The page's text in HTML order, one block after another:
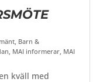
Barn &
MAI informerar MAI
kväll med